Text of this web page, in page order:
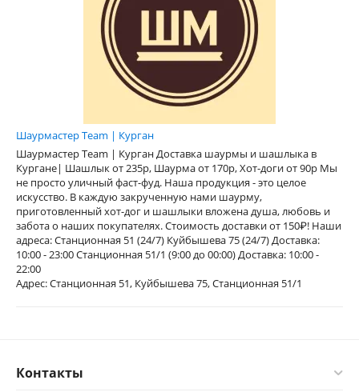
Шаурмастер Team | Курган
Шаурмастер Team | Курган Доставка шаурмы и шашлыка в
Кургане| Шашлык от 235р, Шаурма от 170р, Хот-доги от 90р Мы
не просто уличный фаст-фуд. Наша продукция - это целое
искусство. В каждую закрученную нами шаурму,
приготовленный хот-дог и шашлыки вложена душа, любовь и
забота о наших покупателях. Стоимость доставки от 150₽! Наши
адреса: Станционная 51 (24/7) Куйбышева 75 (24/7) Доставка:
10:00 - 23:00 Станционная 51/1 (9:00 до 00:00) Доставка: 10:00 -
22:00
Адрес: Станционная 51, Куйбышева 75, Станционная 51/1
Контакты